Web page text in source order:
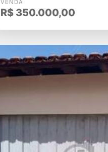
VENDA
R$ 350.000,00